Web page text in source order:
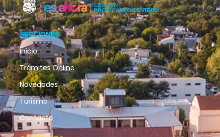
SECCIONES
Inicio
Trámites Online
Novedades
Turismo
Contacto